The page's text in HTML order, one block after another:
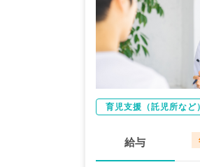
育児支援（託児所など）
給与